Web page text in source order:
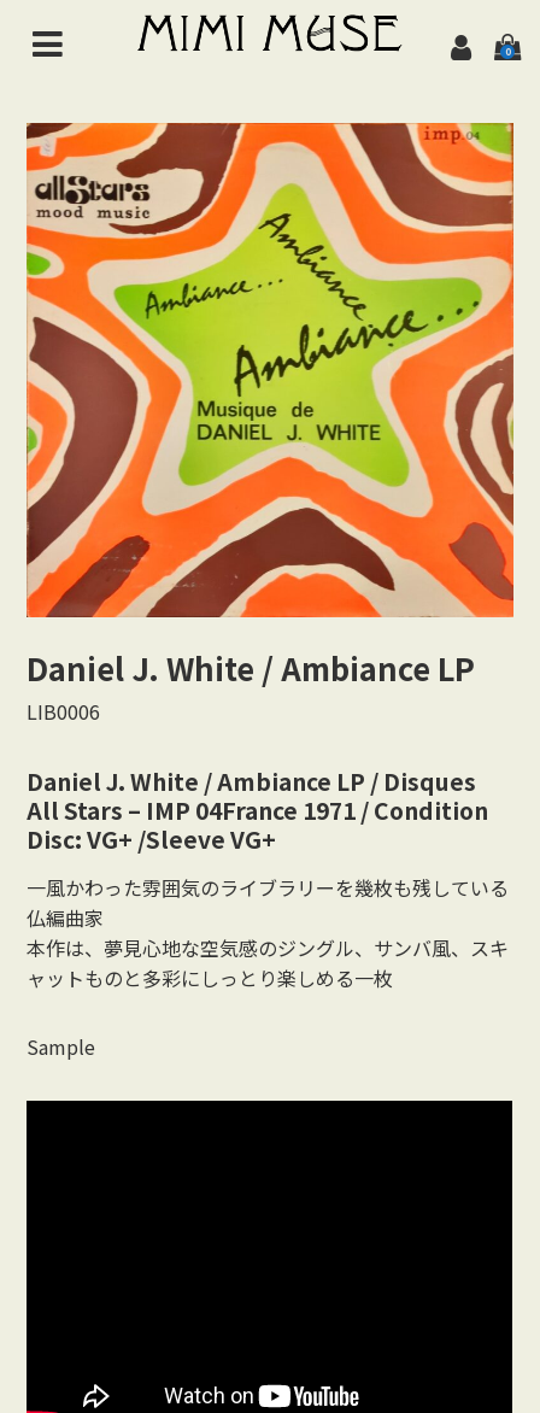
0
NEWS
ABOUT
ALL ITEMS
MUSIC
Chanson de jazz
Jazz
Brazil
Latin/World
Vocal
CONTACT
Daniel J. White / Ambiance LP
LIB0006
Daniel J. White / Ambiance LP / Disques
All Stars – IMP 04France 1971 / Condition
Disc: VG+ /Sleeve VG+
一風かわった雰囲気のライブラリーを幾枚も残している
仏編曲家
本作は、夢見心地な空気感のジングル、サンバ風、スキ
ャットものと多彩にしっとり楽しめる一枚
Sample